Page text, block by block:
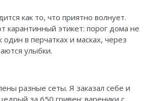
как то, что приятно волнует.
карантинный этикет: порог дома не
один в перчатках и масках, через
улыбки.
разные сеты. Я заказал себе и
за 650 гривен: вареники с